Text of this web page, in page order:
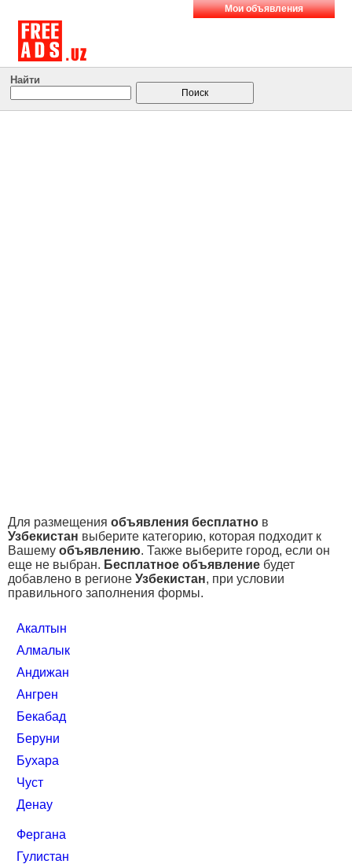
Мои объявления
Найти
Для размещения объявления бесплатно в
Узбекистан выберите категорию, которая подходит к
Вашему объявлению. Также выберите город, если он
еще не выбран. Бесплатное объявление будет
добавлено в регионе Узбекистан, при условии
правильного заполнения формы.
Акалтын
Алмалык
Андижан
Ангрен
Бекабад
Беруни
Бухара
Чуст
Денау
Фергана
Гулистан